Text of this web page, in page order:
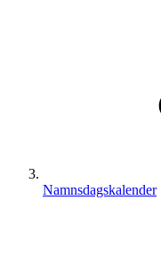
Namnsdagskalender